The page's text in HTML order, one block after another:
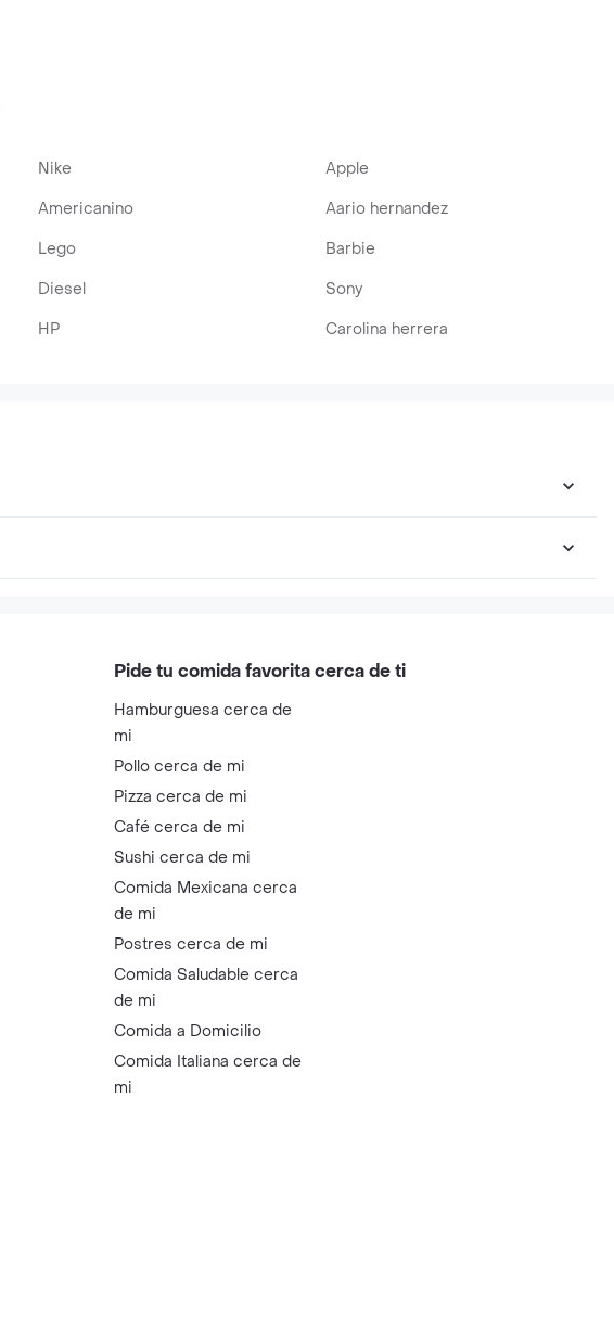
Nike
Apple
Americanino
Aario hernandez
Lego
Barbie
Diesel
Sony
HP Carolina herrera
Pide tu comida favorita cerca de ti
Hamburguesa cerca de
mi
Pollo cerca de mi
Pizza cerca de mi
Café cerca de mi
Sushi cerca de mi
Comida Mexicana cerca
de mi
Postres cerca de mi
Comida Saludable cerca
de mi
Comida a Domicilio
Comida Italiana cerca de
mi